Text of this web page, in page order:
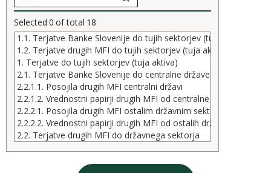
Selected 0 of total 18